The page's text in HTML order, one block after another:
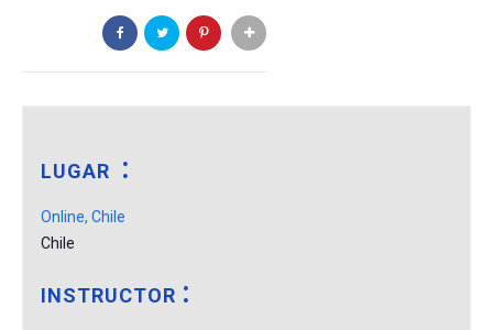
LUGAR
Online, Chile
Chile
INSTRUCTOR